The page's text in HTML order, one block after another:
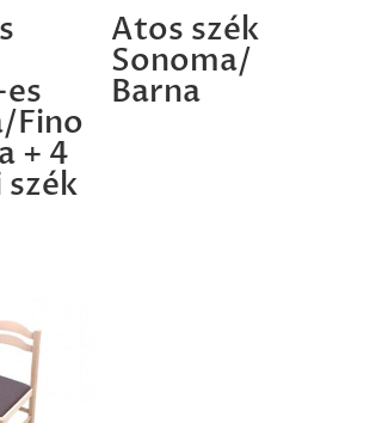
Fino
+ 4
szék
Atos szék
Sonoma/
Barna